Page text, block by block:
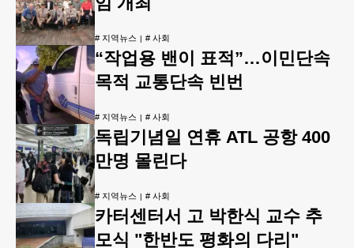
# 지역뉴스 # 사회
“작업용 밴이 표적”…이민단속
목적 교통단속 빈번
# 지역뉴스 # 사회
독립기념일 연휴 ATL 공항 400
만명 몰린다
# 지역뉴스 # 사회
카터센터서 고 박한식 교수 추
모식 "한반도 평화의 다리"